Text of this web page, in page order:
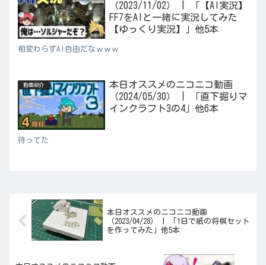
（2023/11/02） | 「【AI実況】
FF7をAIと一緒に実況してみた
【ゆっくり実況】」他5本
相変わらずAI自由だなｗｗｗ
動画紹介
本日オススメのニコニコ動画
（2024/05/30） | 「直下掘りマ
インクラフト3の4」他6本
待ってた
本日オススメのニコニコ動画
（2023/04/28） | 「1日で紙の将棋セット
を作ってみた」他5本